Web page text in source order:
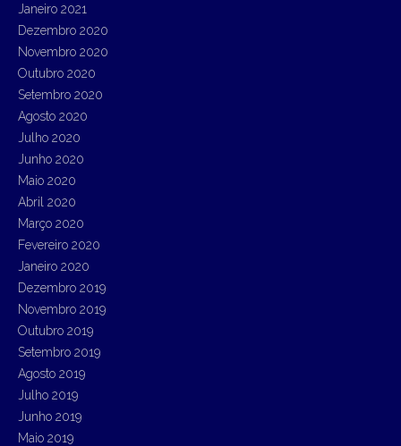
Janeiro 2021
Dezembro 2020
Novembro 2020
Outubro 2020
Setembro 2020
Agosto 2020
Julho 2020
Junho 2020
Maio 2020
Abril 2020
Março 2020
Fevereiro 2020
Janeiro 2020
Dezembro 2019
Novembro 2019
Outubro 2019
Setembro 2019
Agosto 2019
Julho 2019
Junho 2019
Maio 2019